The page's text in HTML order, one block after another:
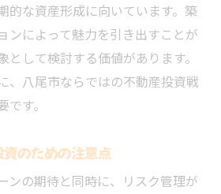
的な資産形成に向いています。築
ンによって魅力を引き出すことが
して検討する価値があります。
、八尾市ならではの不動産投資戦
す。
のための注意点
ンの期待と同時に、リスク管理が